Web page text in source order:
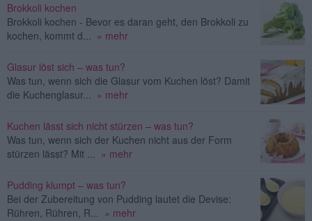
Brokkoli kochen
Brokkoli kochen - Bevor es daran geht, den Brokkoli zu
kochen, kommt d... » mehr
Glasur löst sich – was tun?
Was tun, wenn sich die Glasur vom Kuchen löst? Damit
die Kuchenglasur... » mehr
Kuchen lässt sich nicht stürzen – was tun?
Was tun, wenn sich der Kuchen nicht aus der Form
stürzen lässt? Mit ... » mehr
Pudding klumpt – was tun?
Bei der Zubereitung von Pudding lautet die Devise:
Rühren, Rühren, R... » mehr